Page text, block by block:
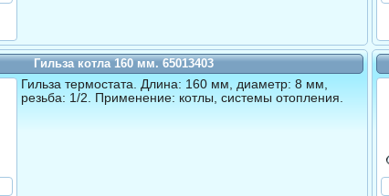
Гильза котла 160 мм. 65013403
Гильза термостата. Длина: 160 мм, диаметр: 8 мм,
резьба: 1/2. Применение: котлы, системы отопления.